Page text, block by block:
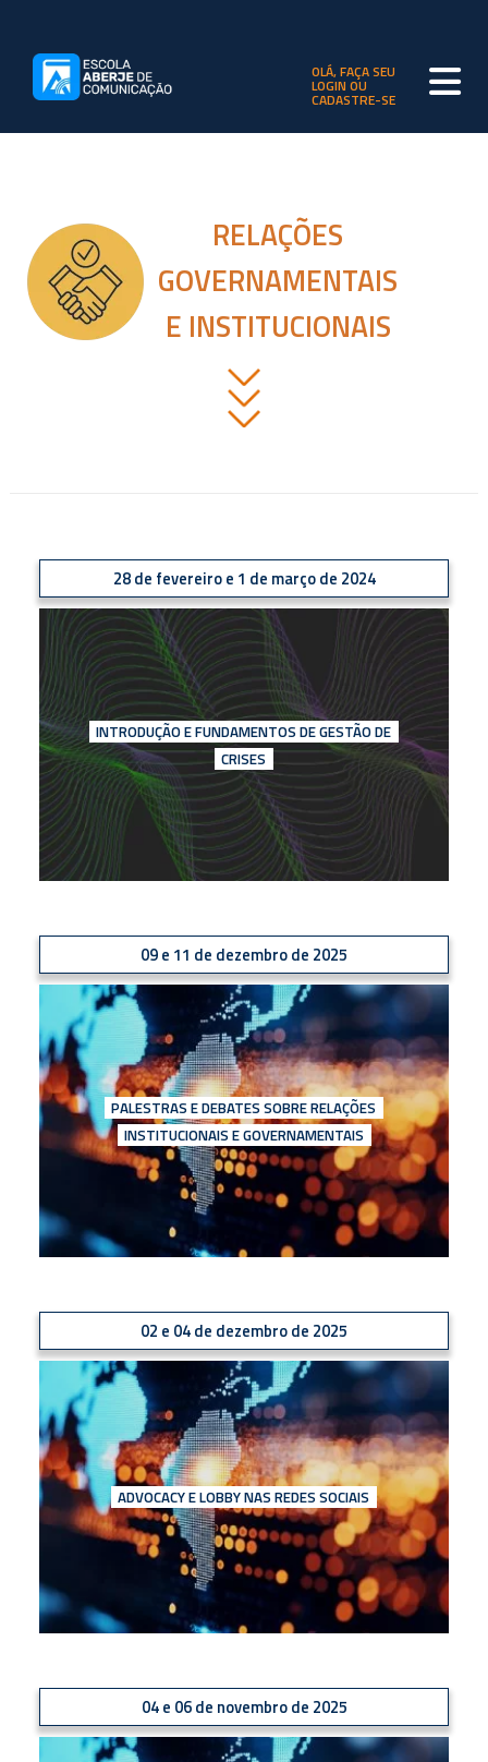
OLÁ, FAÇA SEU
LOGIN OU
CADASTRE-SE
RELAÇÕES
GOVERNAMENTAIS
E INSTITUCIONAIS
28 de fevereiro e 1 de março de 2024
INTRODUÇÃO E FUNDAMENTOS DE GESTÃO DE
CRISES
09 e 11 de dezembro de 2025
PALESTRAS E DEBATES SOBRE RELAÇÕES
INSTITUCIONAIS E GOVERNAMENTAIS
02 e 04 de dezembro de 2025
ADVOCACY E LOBBY NAS REDES SOCIAIS
04 e 06 de novembro de 2025